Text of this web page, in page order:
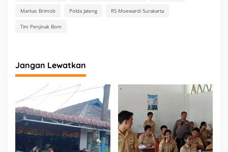
Markas Brimob Polda Jateng RS Moewardi Surakarta
Tim Penjinak Bom
Jangan Lewatkan